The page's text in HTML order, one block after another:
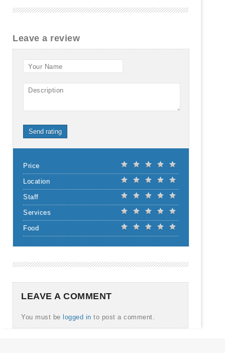
Leave a review
Your Name
Description
Send rating
Price
Location
Staff
Services
Food
LEAVE A COMMENT
You must be logged in to post a comment.